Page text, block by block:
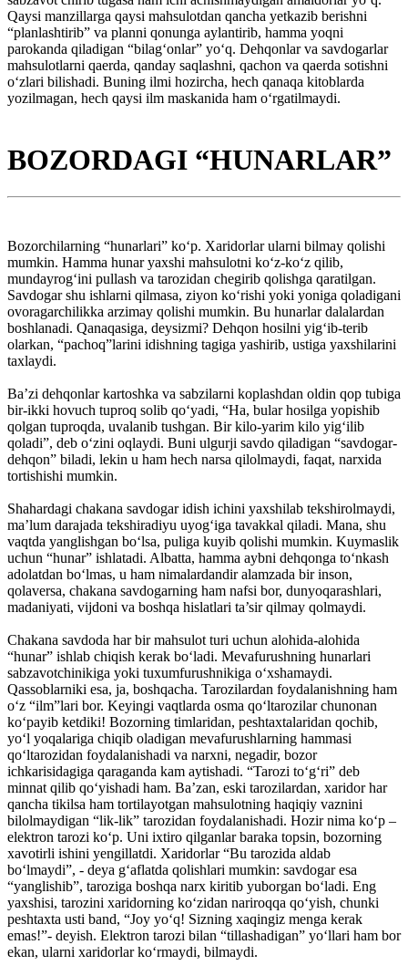
Qaysi manzillarga qaysi mahsulotdan qancha yetkazib berishni
“planlashtirib” va planni qonunga aylantirib, hamma yoqni
parokanda qiladigan “bilag‘onlar” yo‘q. Dehqonlar va savdogarlar
mahsulotlarni qaerda, qanday saqlashni, qachon va qaerda sotishni
o‘zlari bilishadi. Buning ilmi hozircha, hech qanaqa kitoblarda
yozilmagan, hech qaysi ilm maskanida ham o‘rgatilmaydi.
BOZORDAGI “HUNARLAR”
Bozorchilarning “hunarlari” ko‘p. Xaridorlar ularni bilmay qolishi
mumkin. Hamma hunar yaxshi mahsulotni ko‘z-ko‘z qilib,
mundayrog‘ini pullash va tarozidan chegirib qolishga qaratilgan.
Savdogar shu ishlarni qilmasa, ziyon ko‘rishi yoki yoniga qoladigani
ovoragarchilikka arzimay qolishi mumkin. Bu hunarlar dalalardan
boshlanadi. Qanaqasiga, deysizmi? Dehqon hosilni yig‘ib-terib
olarkan, “pachoq”larini idishning tagiga yashirib, ustiga yaxshilarini
taxlaydi.
Ba’zi dehqonlar kartoshka va sabzilarni koplashdan oldin qop tubiga
bir-ikki hovuch tuproq solib qo‘yadi, “Ha, bular hosilga yopishib
qolgan tuproqda, uvalanib tushgan. Bir kilo-yarim kilo yig‘ilib
qoladi”, deb o‘zini oqlaydi. Buni ulgurji savdo qiladigan “savdogar-
dehqon” biladi, lekin u ham hech narsa qilolmaydi, faqat, narxida
tortishishi mumkin.
Shahardagi chakana savdogar idish ichini yaxshilab tekshirolmaydi,
ma’lum darajada tekshiradiyu uyog‘iga tavakkal qiladi. Mana, shu
vaqtda yanglishgan bo‘lsa, puliga kuyib qolishi mumkin. Kuymaslik
uchun “hunar” ishlatadi. Albatta, hamma aybni dehqonga to‘nkash
adolatdan bo‘lmas, u ham nimalardandir alamzada bir inson,
qolaversa, chakana savdogarning ham nafsi bor, dunyoqarashlari,
madaniyati, vijdoni va boshqa hislatlari ta’sir qilmay qolmaydi.
Chakana savdoda har bir mahsulot turi uchun alohida-alohida
“hunar” ishlab chiqish kerak bo‘ladi. Mevafurushning hunarlari
sabzavotchinikiga yoki tuxumfurushnikiga o‘xshamaydi.
Qassoblarniki esa, ja, boshqacha. Tarozilardan foydalanishning ham
o‘z “ilm”lari bor. Keyingi vaqtlarda osma qo‘ltarozilar chunonan
ko‘payib ketdiki! Bozorning timlaridan, peshtaxtalaridan qochib,
yo‘l yoqalariga chiqib oladigan mevafurushlarning hammasi
qo‘ltarozidan foydalanishadi va narxni, negadir, bozor
ichkarisidagiga qaraganda kam aytishadi. “Tarozi to‘g‘ri” deb
minnat qilib qo‘yishadi ham. Ba’zan, eski tarozilardan, xaridor har
qancha tikilsa ham tortilayotgan mahsulotning haqiqiy vaznini
bilolmaydigan “lik-lik” tarozidan foydalanishadi. Hozir nima ko‘p –
elektron tarozi ko‘p. Uni ixtiro qilganlar baraka topsin, bozorning
xavotirli ishini yengillatdi. Xaridorlar “Bu tarozida aldab
bo‘lmaydi”, - deya g‘aflatda qolishlari mumkin: savdogar esa
“yanglishib”, taroziga boshqa narx kiritib yuborgan bo‘ladi. Eng
yaxshisi, tarozini xaridorning ko‘zidan nariroqqa qo‘yish, chunki
peshtaxta usti band, “Joy yo‘q! Sizning xaqingiz menga kerak
emas!”- deyish. Elektron tarozi bilan “tillashadigan” yo‘llari ham bor
ekan, ularni xaridorlar ko‘rmaydi, bilmaydi.